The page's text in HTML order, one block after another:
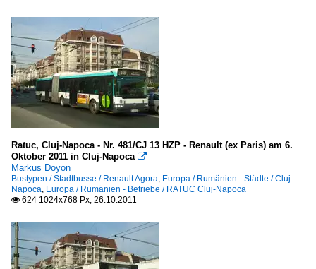
Ratuc, Cluj-Napoca - Nr. 481/CJ 13 HZP - Renault (ex Paris) am 6.
Oktober 2011 in Cluj-Napoca 
Markus Doyon
Bustypen / Stadtbusse / Renault Agora, Europa / Rumänien - Städte / Cluj-
Napoca, Europa / Rumänien - Betriebe / RATUC Cluj-Napoca
 624 1024x768 Px, 26.10.2011